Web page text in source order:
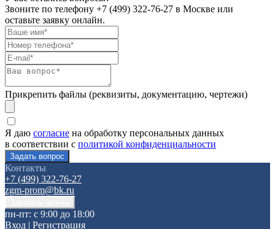
Звоните по телефону +7 (499) 322-76-27 в Москве или
оставьте заявку онлайн.
Прикрепить файлы (реквизиты, документацию, чертежи)
Я даю согласие на обработку персональных данных
в соответствии с политикой конфиденциальности
Контакты
+7 (499) 322-76-27
zgm-prom@bk.ru
пн-пт: с 9:00 до 18:00
Вход | Регистрация